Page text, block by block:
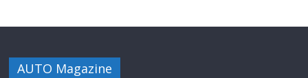
AUTO Magazine